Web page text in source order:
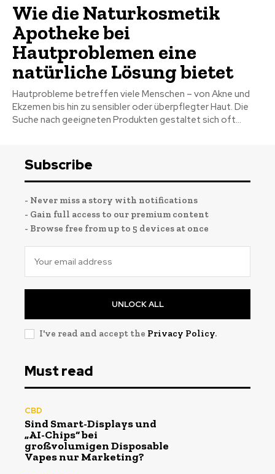
Wie die Naturkosmetik
Apotheke bei
Hautproblemen eine
natürliche Lösung bietet
Hautprobleme betreffen viele Menschen – von Akne und
Ekzemen bis hin zu sensibler oder überpflegter Haut. Die
Suche nach geeigneten Produkten gestaltet sich oft...
Subscribe
- Never miss a story with notifications
- Gain full access to our premium content
- Browse free from up to 5 devices at once
UNLOCK ALL
I've read and accept the Privacy Policy.
Must read
CBD
Sind Smart-Displays und
„AI-Chips“ bei
großvolumigen Disposable
Vapes nur Marketing?